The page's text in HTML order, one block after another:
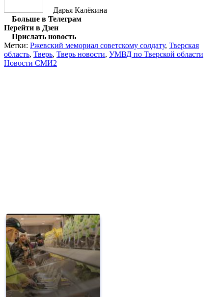
Дарья Калёкина
Больше в Телеграм
Перейти в Дзен
Прислать новость
Метки: Ржевский мемориал советскому солдату, Тверская
область, Тверь, Тверь новости, УМВД по Тверской области
Новости СМИ2